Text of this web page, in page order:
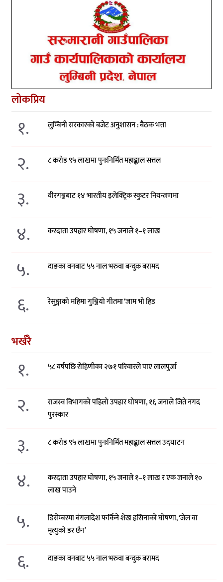
लोकप्रिय
१. लुम्बिनी सरकारको बजेट अनुशासन : बैठक भत्ता
२. ८ करोड ९५ लाखमा पुनःनिर्मित महाङ्काल सत्तल
३. वीरगञ्जबाट १४ भारतीय इलेक्ट्रिक स्कुटर नियन्त्रणमा
४. करदाता उपहार घोषणा, १५ जनाले १–१ लाख
५. दाङका वनबाट ५५ नाल भरुवा बन्दुक बरामद
६. रेसुङ्गाको महिमा गुञ्जियो गीतमा ‘जाम भो हिड
भर्खरै
१. ५८ वर्षपछि रोहिणीका २७१ परिवारले पाए लालपुर्जा
२.
राजस्व विभागको पहिलो उपहार घोषणा, १६ जनाले जिते नगद
पुरस्कार
३. ८ करोड ९५ लाखमा पुनःनिर्मित महाङ्काल सत्तल उद्घाटन
४.
करदाता उपहार घोषणा, १५ जनाले १–१ लाख र एक जनाले १०
लाख पाउने
५.
डिसेम्बरमा बंगलादेश फर्किने शेख हसिनाको घोषणा, ‘जेल वा
मृत्युको डर छैन’
६. दाङका वनबाट ५५ नाल भरुवा बन्दुक बरामद